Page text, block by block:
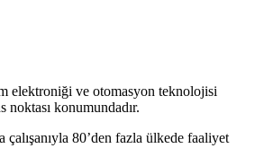
elektroniği ve otomasyon teknolojisi
noktası konumundadır.
80’den fazla ülkede faaliyet